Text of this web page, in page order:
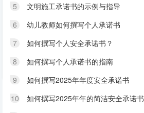
5
文明施工承诺书的示例与指导
6
幼儿教师如何撰写个人承诺书
7
如何撰写个人安全承诺书？
8
如何撰写个人承诺书的指南
9
如何撰写2025年年度安全承诺书
10
如何撰写2025年年的简洁安全承诺书